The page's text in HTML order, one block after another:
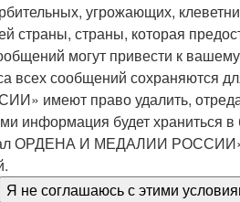
угрожающих,
страны, страны, которая
могут привести к
всех сообщений сохраняются
право удалить,
информация будет храниться
ОРДЕНА И МЕДАЛИИ РОССИИ»,